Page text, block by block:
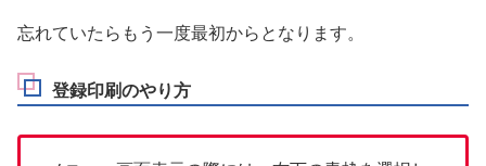
忘れていたらもう一度最初からとなります。
登録印刷のやり方